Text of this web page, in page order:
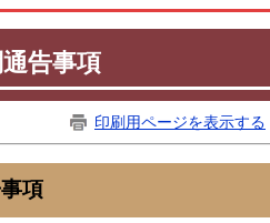
告事項
印刷用ページを表示する
項